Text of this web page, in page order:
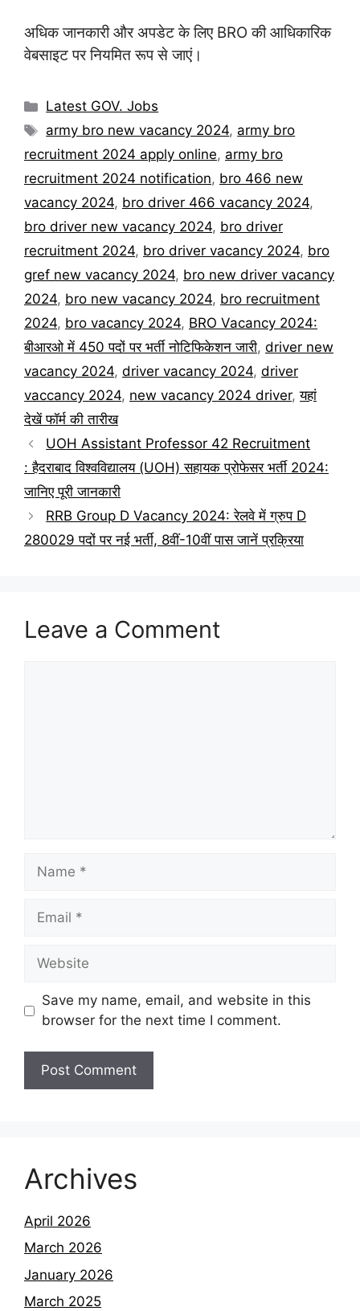
अधिक जानकारी और अपडेट के लिए BRO की आधिकारिक
वेबसाइट पर नियमित रूप से जाएं।
Categories
Latest GOV. Jobs
Tags
army bro new vacancy 2024, army bro
recruitment 2024 apply online, army bro
recruitment 2024 notification, bro 466 new
vacancy 2024, bro driver 466 vacancy 2024,
bro driver new vacancy 2024, bro driver
recruitment 2024, bro driver vacancy 2024, bro
gref new vacancy 2024, bro new driver vacancy
2024, bro new vacancy 2024, bro recruitment
2024, bro vacancy 2024, BRO Vacancy 2024:
बीआरओ में 450 पदों पर भर्ती नोटिफिकेशन जारी, driver new
vacancy 2024, driver vacancy 2024, driver
vaccancy 2024, new vacancy 2024 driver,यहां
देखें फॉर्म की तारीख
UOH Assistant Professor 42 Recruitment
: हैदराबाद विश्वविद्यालय (UOH) सहायक प्रोफेसर भर्ती 2024:
जानिए पूरी जानकारी
RRB Group D Vacancy 2024: रेलवे में ग्रुप D
280029 पदों पर नई भर्ती, 8वीं-10वीं पास जानें प्रक्रिया
Leave a Comment
Name
Email
Website
Save my name, email, and website in this
browser for the next time I comment.
Archives
April 2026
March 2026
January 2026
March 2025